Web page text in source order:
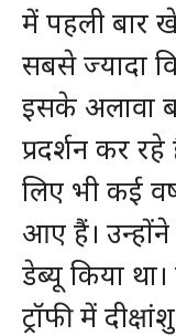
में पहली बार
सबसे ज्यादा
इसके अलावा
प्रदर्शन कर
लिए भी कई
आए हैं।
डेब्यू किया
ट्रॉफी में